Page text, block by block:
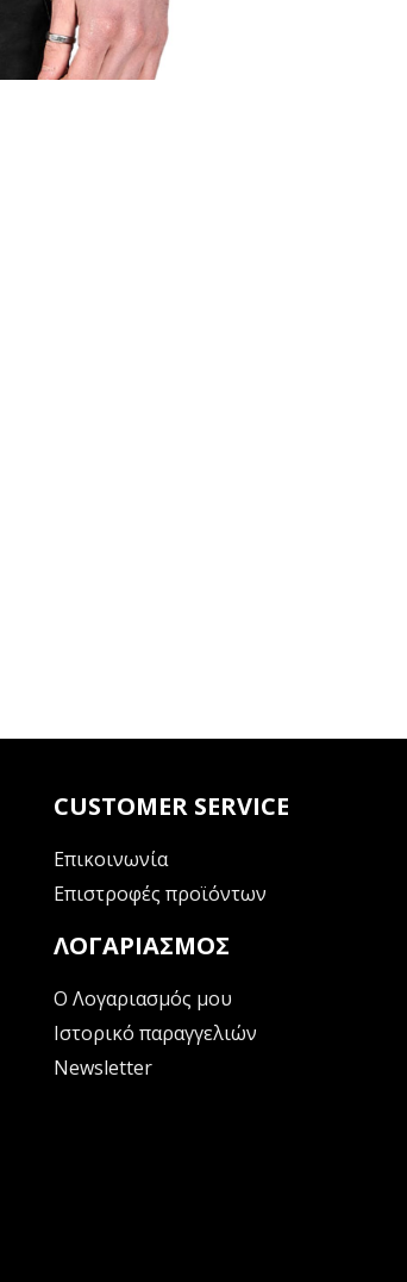
CUSTOMER SERVICE
Επικοινωνία
Επιστροφές προϊόντων
ΛΟΓΑΡΙΑΣΜΌΣ
Ο Λογαριασμός μου
Ιστορικό παραγγελιών
Newsletter